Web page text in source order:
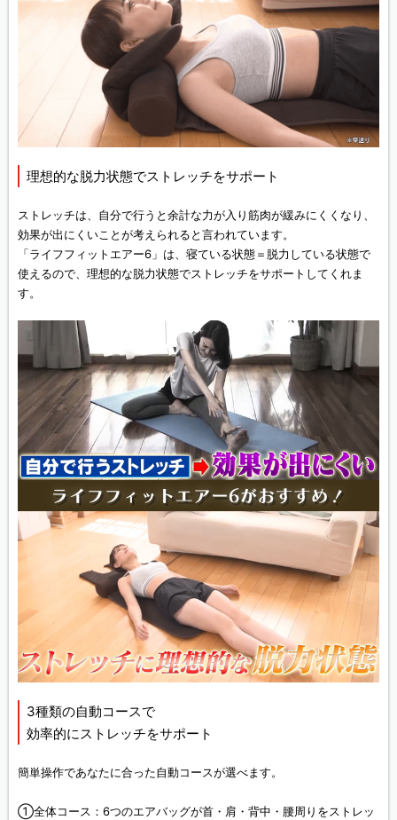
理想的な脱力状態でストレッチをサポート
ストレッチは、自分で行うと余計な力が入り筋肉が緩みにくくなり、
効果が出にくいことが考えられると言われています。
「ライフフィットエアー6」は、寝ている状態＝脱力している状態で
使えるので、理想的な脱力状態でストレッチをサポートしてくれま
す。
3種類の自動コースで
効率的にストレッチをサポート
簡単操作であなたに合った自動コースが選べます。
①全体コース：6つのエアバッグが首・肩・背中・腰周りをストレッ